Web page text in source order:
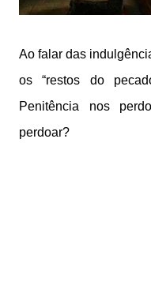
Ao falar das
os “restos do
Penitência nos
perdoar?